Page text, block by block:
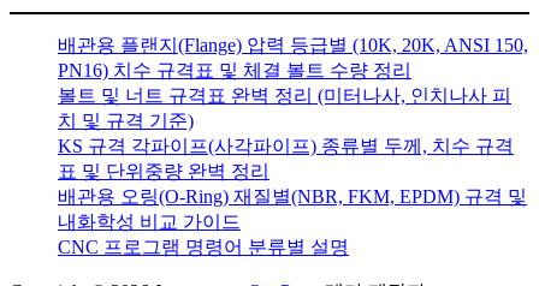
배관용 플랜지(Flange) 압력 등급별 (10K, 20K, ANSI 150,
PN16) 치수 규격표 및 체결 볼트 수량 정리
볼트 및 너트 규격표 완벽 정리 (미터나사, 인치나사 피
치 및 규격 기준)
KS 규격 각파이프(사각파이프) 종류별 두께, 치수 규격
표 및 단위중량 완벽 정리
배관용 오링(O-Ring) 재질별(NBR, FKM, EPDM) 규격 및
내화학성 비교 가이드
CNC 프로그램 명령어 분류별 설명